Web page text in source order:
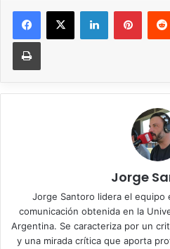
Facebook
X LinkedIn
Imprimir
Jorge
Jorge Santoro lidera el equipo
comunicación obtenida en la
Argentina. Se caracteriza por un
y una mirada crítica que aporta